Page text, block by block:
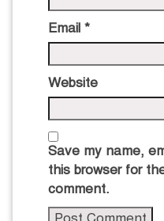
Email *
Website
Save my name,
this browser for
comment.